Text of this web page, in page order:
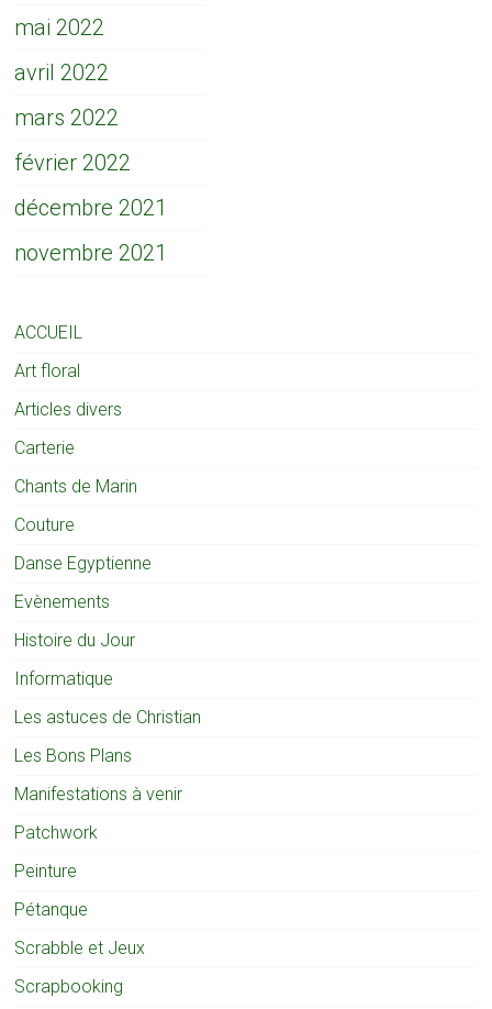
mai 2022
avril 2022
mars 2022
février 2022
décembre 2021
novembre 2021
ACCUEIL
Art floral
Articles divers
Carterie
Chants de Marin
Couture
Danse Egyptienne
Evènements
Histoire du Jour
Informatique
Les astuces de Christian
Les Bons Plans
Manifestations à venir
Patchwork
Peinture
Pétanque
Scrabble et Jeux
Scrapbooking